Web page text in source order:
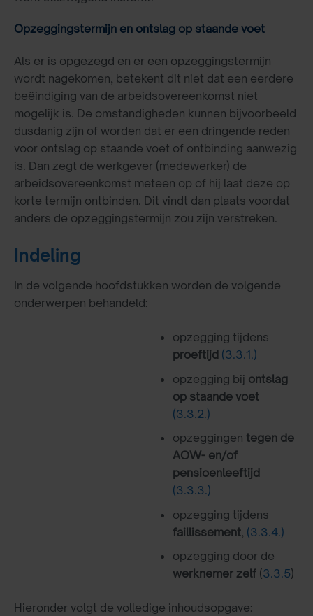
Opzeggingstermijn en ontslag op staande voet
Als er is opgezegd en er een opzeggingstermijn
wordt nagekomen, betekent dit niet dat een eerdere
beëindiging van de arbeidsovereenkomst niet
mogelijk is. De omstandigheden kunnen bijvoorbeeld
dusdanig zijn of worden dat er een dringende reden
voor ontslag op staande voet of ontbinding aanwezig
is. Dan zegt de werkgever (medewerker) de
arbeidsovereenkomst meteen op of hij laat deze op
korte termijn ontbinden. Dit vindt dan plaats voordat
anders de opzeggingstermijn zou zijn verstreken.
Indeling
In de volgende hoofdstukken worden de volgende
onderwerpen behandeld:
opzegging tijdens
proeftijd (3.3.1.)
opzegging bij ontslag
op staande voet
(3.3.2.)
opzeggingentegen de
AOW- en/of
pensioenleeftijd
(3.3.3.)
opzegging tijdens
faillissement, (3.3.4.)
opzegging door de
werknemer zelf (3.3.5)
Hieronder volgt de volledige inhoudsopgave: